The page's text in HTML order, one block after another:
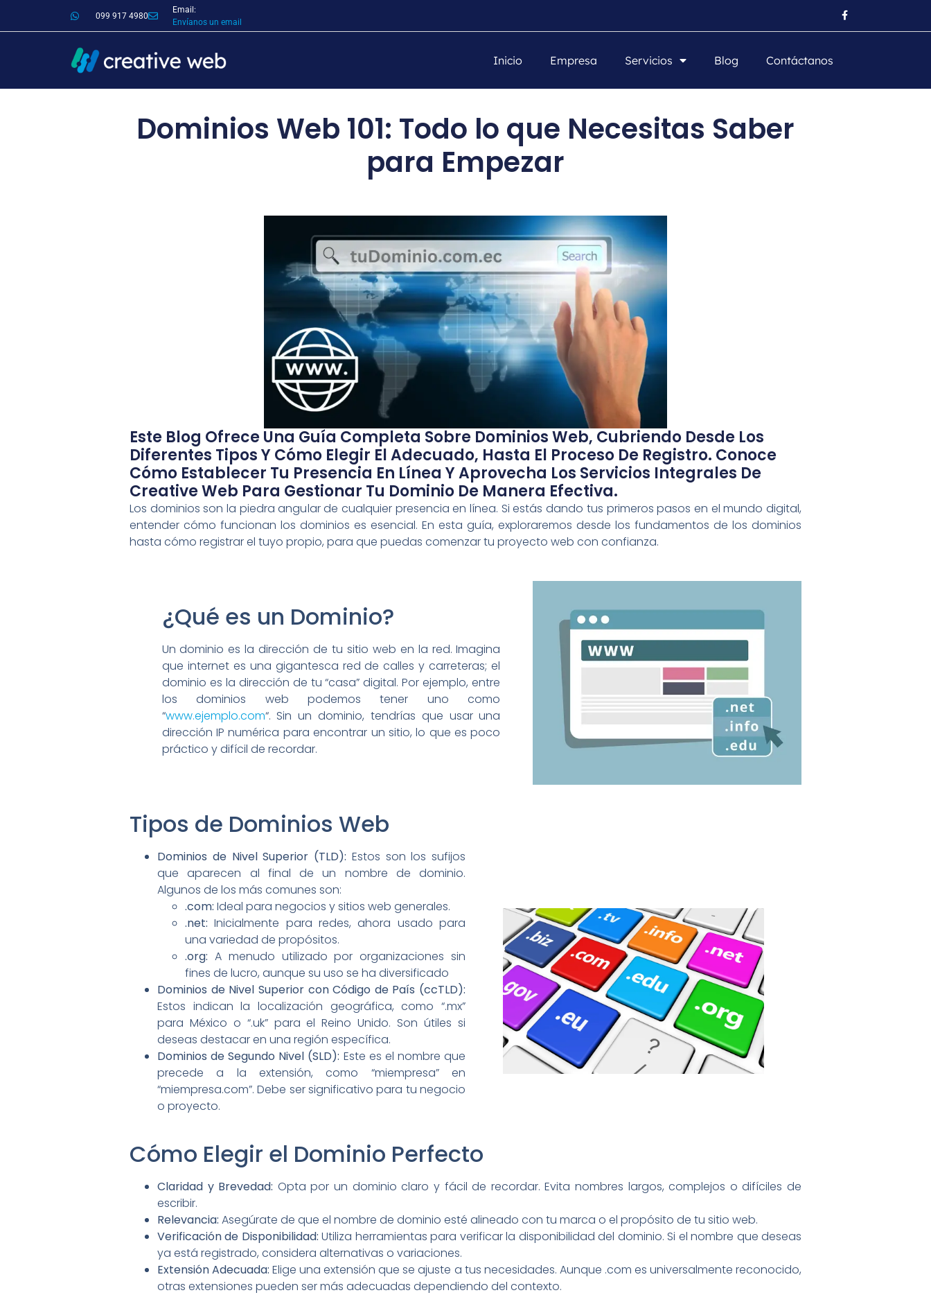
099 917 4980
Email:
Envíanos un email
Inicio Empresa Servicios Blog Contáctanos
Dominios Web 101: Todo lo que Necesitas Saber
para Empezar
Este Blog Ofrece Una Guía Completa Sobre Dominios Web, Cubriendo Desde Los
Diferentes Tipos Y Cómo Elegir El Adecuado, Hasta El Proceso De Registro. Conoce
Cómo Establecer Tu Presencia En Línea Y Aprovecha Los Servicios Integrales De
Creative Web Para Gestionar Tu Dominio De Manera Efectiva.
Los dominios son la piedra angular de cualquier presencia en línea. Si estás dando tus primeros pasos en el mundo digital,
entender cómo funcionan los dominios es esencial. En esta guía, exploraremos desde los fundamentos de los dominios
hasta cómo registrar el tuyo propio, para que puedas comenzar tu proyecto web con confianza.
¿Qué es un Dominio?
Un dominio es la dirección de tu sitio web en la red. Imagina
que internet es una gigantesca red de calles y carreteras; el
dominio es la dirección de tu “casa” digital. Por ejemplo, entre
los dominios web podemos tener uno como
“www.ejemplo.com“. Sin un dominio, tendrías que usar una
dirección IP numérica para encontrar un sitio, lo que es poco
práctico y difícil de recordar.
Tipos de Dominios Web
Dominios de Nivel Superior (TLD): Estos son los sufijos
que aparecen al final de un nombre de dominio.
Algunos de los más comunes son:
.com: Ideal para negocios y sitios web generales.
.net: Inicialmente para redes, ahora usado para
una variedad de propósitos.
.org: A menudo utilizado por organizaciones sin
fines de lucro, aunque su uso se ha diversificado
Dominios de Nivel Superior con Código de País (ccTLD):
Estos indican la localización geográfica, como “.mx”
para México o “.uk” para el Reino Unido. Son útiles si
deseas destacar en una región específica.
Dominios de Segundo Nivel (SLD): Este es el nombre que
precede a la extensión, como “miempresa” en
“miempresa.com”. Debe ser significativo para tu negocio
o proyecto.
Cómo Elegir el Dominio Perfecto
Claridad y Brevedad: Opta por un dominio claro y fácil de recordar. Evita nombres largos, complejos o difíciles de
escribir.
Relevancia: Asegúrate de que el nombre de dominio esté alineado con tu marca o el propósito de tu sitio web.
Verificación de Disponibilidad: Utiliza herramientas para verificar la disponibilidad del dominio. Si el nombre que deseas
ya está registrado, considera alternativas o variaciones.
Extensión Adecuada: Elige una extensión que se ajuste a tus necesidades. Aunque .com es universalmente reconocido,
otras extensiones pueden ser más adecuadas dependiendo del contexto.